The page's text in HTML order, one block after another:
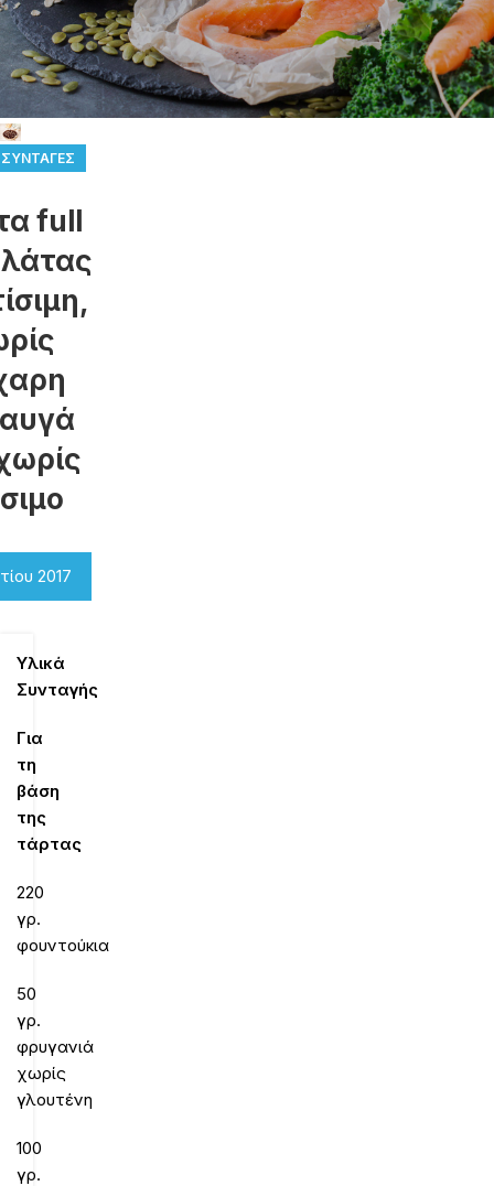
ΣΥΝΤΑΓΈΣ
full
2017
Υλικά
Συνταγής
Για
τη
βάση
της
τάρτας
220
γρ.
φουντούκια
50
γρ.
φρυγανιά
χωρίς
γλουτένη
100
γρ.